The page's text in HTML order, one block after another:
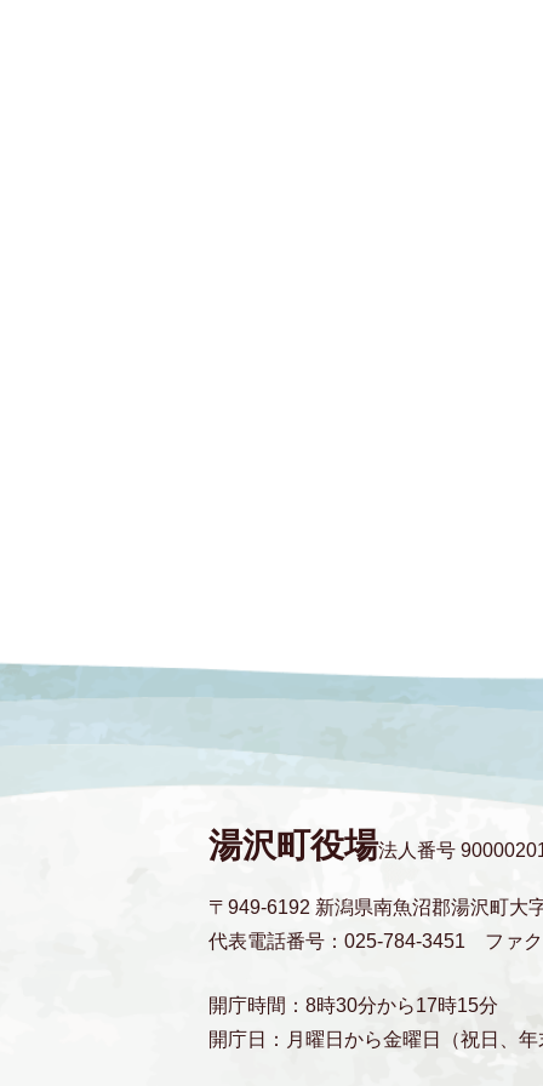
湯沢町役場法人番号
〒949-6192 新潟県南魚沼郡湯沢町大
代表電話番号：025-784-3451 ファ
開庁時間：8時30分から17時15分
開庁日：月曜日から金曜日（祝日、年